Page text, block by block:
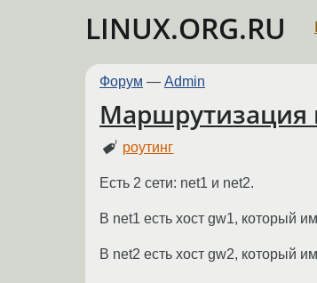
LINUX.ORG.RU
Форум — Admin
Маршрутизация
роутинг
Есть 2 сети: net1 и net2.
В net1 есть хост gw1, который
В net2 есть хост gw2, который